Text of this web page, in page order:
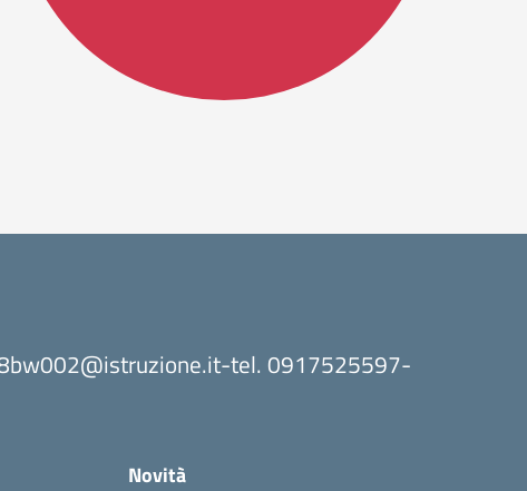
tel. 0917525597-
Novità